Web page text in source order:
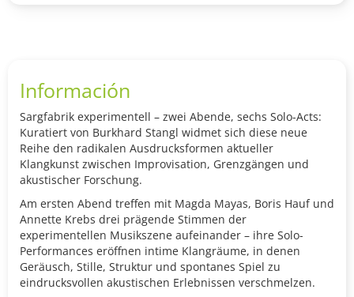
Información
Sargfabrik experimentell – zwei Abende, sechs Solo-Acts:
Kuratiert von Burkhard Stangl widmet sich diese neue
Reihe den radikalen Ausdrucksformen aktueller
Klangkunst zwischen Improvisation, Grenzgängen und
akustischer Forschung.
Am ersten Abend treffen mit Magda Mayas, Boris Hauf und
Annette Krebs drei prägende Stimmen der
experimentellen Musikszene aufeinander – ihre Solo-
Performances eröffnen intime Klangräume, in denen
Geräusch, Stille, Struktur und spontanes Spiel zu
eindrucksvollen akustischen Erlebnissen verschmelzen.